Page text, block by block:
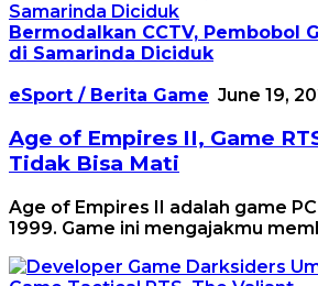
Bermodalkan CCTV, Pembobol
di Samarinda Diciduk
eSport / Berita Game June 19,
Age of Empires II, Game
Tidak Bisa Mati
Age of Empires II adalah game
1999. Game ini mengajakmu